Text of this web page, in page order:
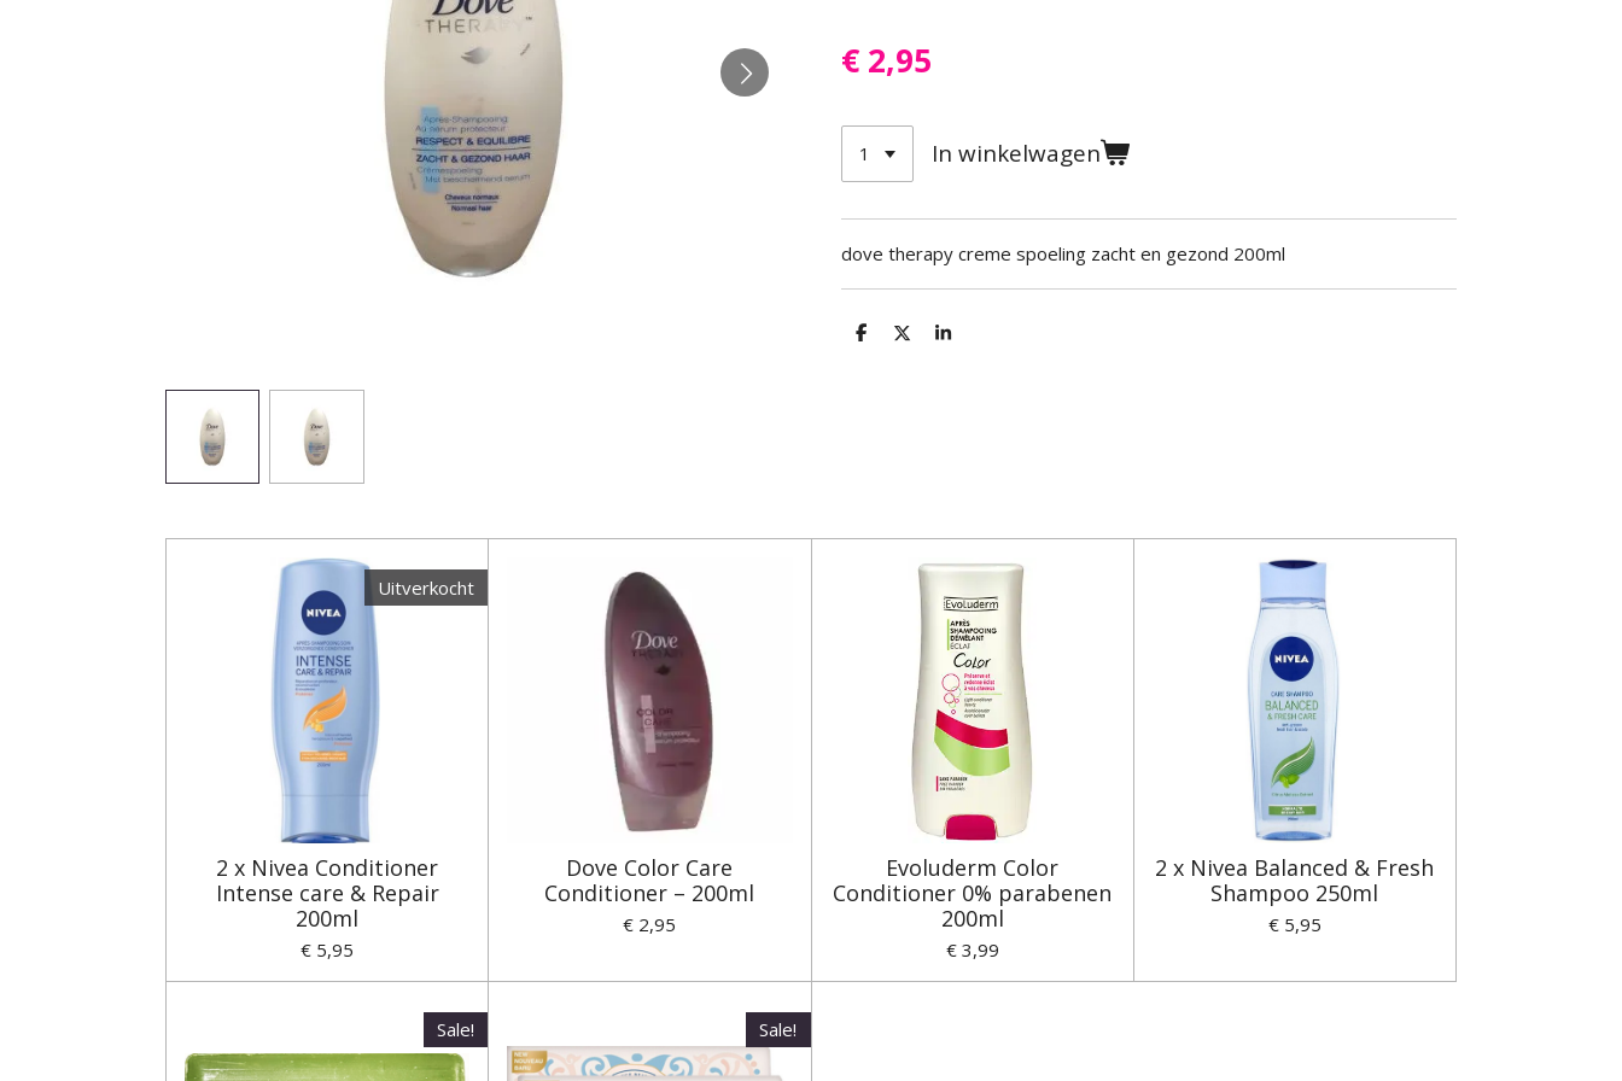
€ 2,95
In winkelwagen
dove therapy creme spoeling zacht en gezond 200ml
D
D
S
Uitverkocht
2 x Nivea Conditioner
Intense care & Repair
200ml
€ 5,95
Dove Color Care
Conditioner – 200ml
€ 2,95
Evoluderm Color
Conditioner 0% parabenen
200ml
€ 3,99
2 x Nivea Balanced & Fresh
Shampoo 250ml
€ 5,95
Sale! Sale!